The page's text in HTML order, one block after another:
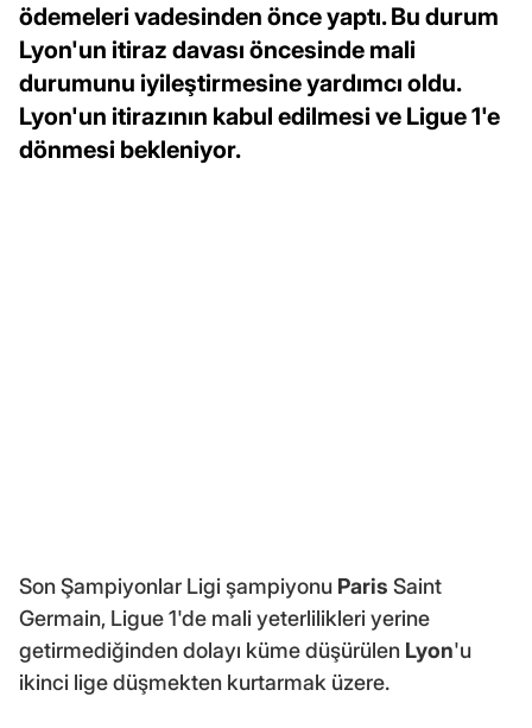
ödemeleri vadesinden önce yaptı. Bu durum
Lyon'un itiraz davası öncesinde mali
durumunu iyileştirmesine yardımcı oldu.
Lyon'un itirazının kabul edilmesi ve Ligue 1'e
dönmesi bekleniyor.
Son Şampiyonlar Ligi şampiyonu Paris Saint
Germain, Ligue 1'de mali yeterlilikleri yerine
getirmediğinden dolayı küme düşürülen Lyon'u
ikinci lige düşmekten kurtarmak üzere.